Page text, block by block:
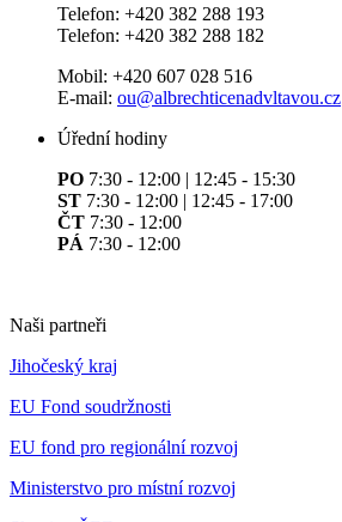
Telefon: +420 382 288 193
Telefon: +420 382 288 182
Mobil: +420 607 028 516
E-mail: ou@albrechticenadvltavou.cz
Úřední hodiny
PO 7:30 - 12:00 | 12:45 - 15:30
ST 7:30 - 12:00 | 12:45 - 17:00
ČT 7:30 - 12:00
PÁ 7:30 - 12:00
Naši partneři
Jihočeský kraj
EU Fond soudržnosti
EU fond pro regionální rozvoj
Ministerstvo pro místní rozvoj